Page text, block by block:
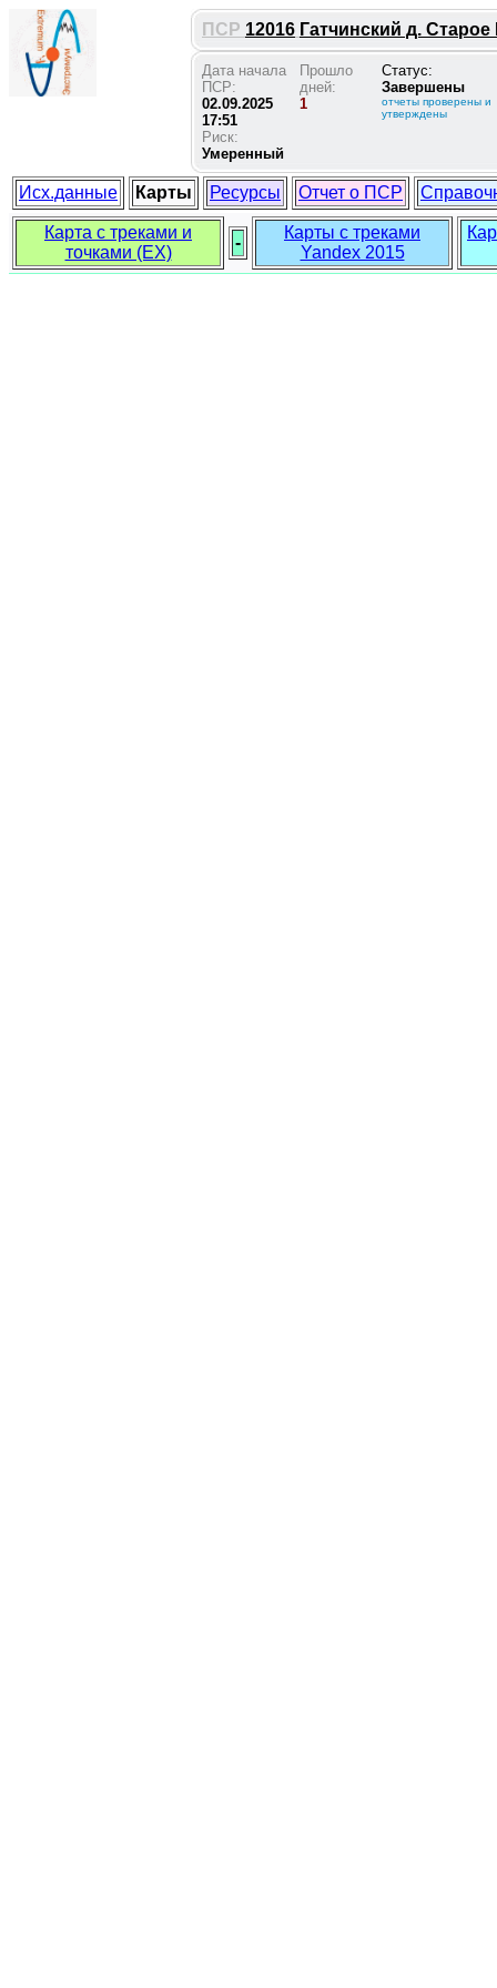
ПСР 12016 Гатчинский д.
Дата начала
ПСР:
02.09.2025
17:51
Риск:
Умеренный
Прошло
дней:
1
Статус:
Завершены
отчеты проверены и
утверждены
Исх.данные Карты Ресурсы Отчет о ПСР
Карта с треками и
точками (EX)
-
Карты с треками
Yandex 2015